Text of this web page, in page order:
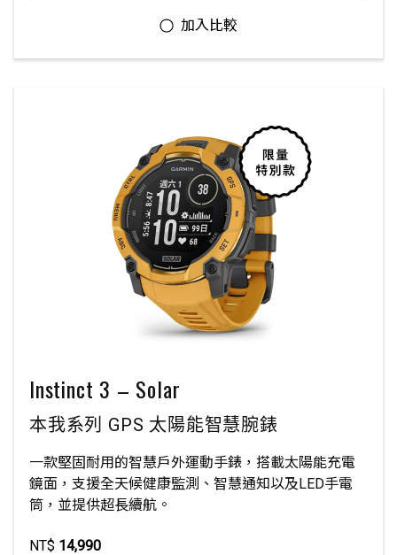
Instinct 3 – Solar
本我系列 GPS 太陽能智慧腕錶
一款堅固耐用的智慧戶外運動手錶，搭載太陽能充電
鏡面，支援全天候健康監測、智慧通知以及LED手電
筒，並提供超長續航。
NT$ 14,990